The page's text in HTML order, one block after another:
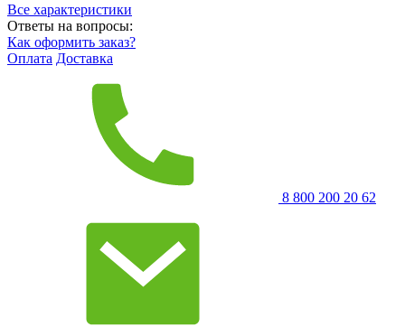
Все характеристики
Ответы на вопросы:
Как оформить заказ?
Оплата Доставка
8 800 200 20 62